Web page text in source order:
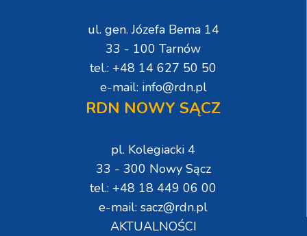
ul. gen. Józefa Bema 14
33 - 100 Tarnów
tel.: +48 14 627 50 50
e-mail: info@rdn.pl
RDN NOWY SĄCZ
pl. Kolegiacki 4
33 - 300 Nowy Sącz
tel.: +48 18 449 06 00
e-mail: sacz@rdn.pl
AKTUALNOŚCI